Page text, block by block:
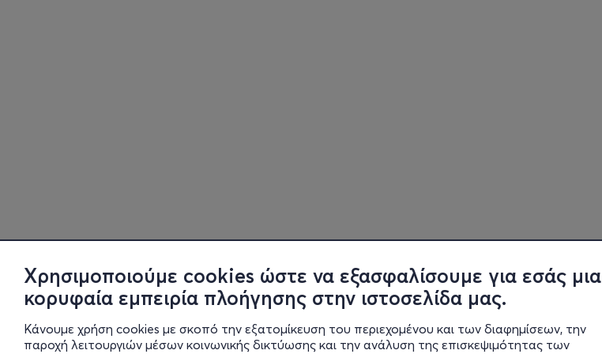
Χρησιμοποιούμε cookies ώστε να εξασφαλίσουμε για εσάς μια
κορυφαία εμπειρία πλοήγησης στην ιστοσελίδα μας.
Κάνουμε χρήση cookies με σκοπό την εξατομίκευση του περιεχομένου και των διαφημίσεων, την
παροχή λειτουργιών μέσων κοινωνικής δικτύωσης και την ανάλυση της επισκεψιμότητας των